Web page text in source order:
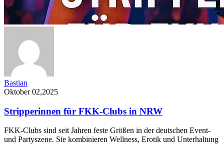
Bastian
Oktober 02,2025
Stripperinnen für FKK-Clubs in NRW
FKK-Clubs sind seit Jahren feste Größen in der deutschen Event-
und Partyszene. Sie kombinieren Wellness, Erotik und Unterhaltung